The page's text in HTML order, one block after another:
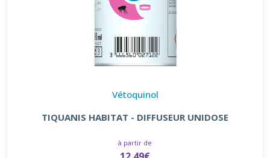
Vétoquinol
TIQUANIS HABITAT - DIFFUSEUR UNIDOSE
à partir de